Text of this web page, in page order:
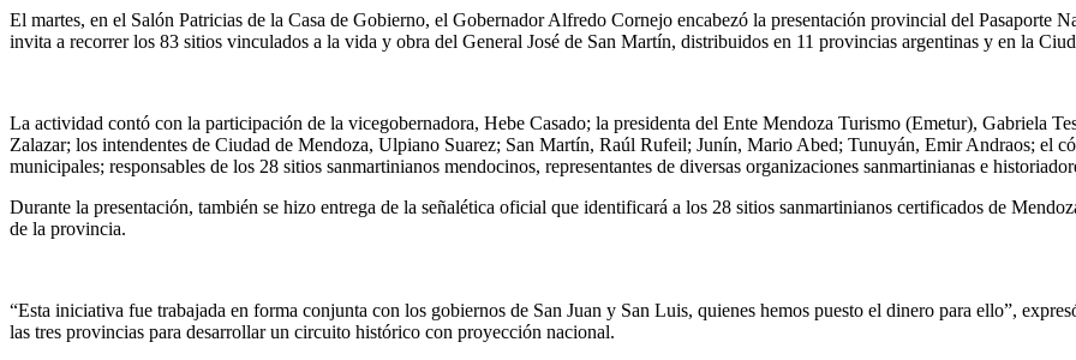
El martes, en el Salón Patricias de la Casa de Gobierno, el Gobernador Alfredo Cornejo encabezó la presentación provincial del Pasaporte
invita a recorrer los 83 sitios vinculados a la vida y obra del General José de San Martín, distribuidos en 11 provincias argentinas y en la
La actividad contó con la participación de la vicegobernadora, Hebe Casado; la presidenta del Ente Mendoza Turismo (Emetur), Gabriela
Zalazar; los intendentes de Ciudad de Mendoza, Ulpiano Suarez; San Martín, Raúl Rufeil; Junín, Mario Abed; Tunuyán, Emir Andraos; el
municipales; responsables de los 28 sitios sanmartinianos mendocinos, representantes de diversas organizaciones sanmartinianas e
Durante la presentación, también se hizo entrega de la señalética oficial que identificará a los 28 sitios sanmartinianos certificados de
de la provincia.
“Esta iniciativa fue trabajada en forma conjunta con los gobiernos de San Juan y San Luis, quienes hemos puesto el dinero para ello”,
las tres provincias para desarrollar un circuito histórico con proyección nacional.